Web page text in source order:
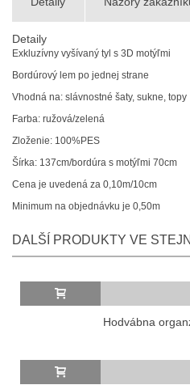
Detaily
Exkluzívny vyšívaný tyl s 3D motýľmi
Bordúrový lem po jednej strane
Vhodná na: slávnostné šaty, sukne, topy
Farba: ružová/zelená
Zloženie: 100%PES
Šírka: 137cm/bordúra s motýľmi 70cm
Cena je uvedená za 0,10m/10cm
Minimum na objednávku je 0,50m
DALŠÍ PRODUKTY VE
Hodvábna